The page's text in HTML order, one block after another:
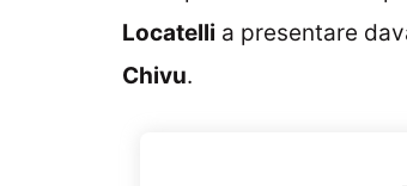
Locatelli a presentare
Chivu